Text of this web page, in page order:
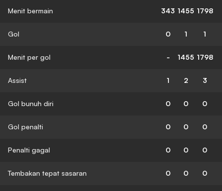
Menit bermain 343 1455 1798
Gol 0 1 1
Menit per gol - 1455 1798
Assist 1 2 3
Gol bunuh diri 0 0 0
Gol penalti 0 0 0
Penalti gagal 0 0 0
Tembakan tepat sasaran 0 0 0